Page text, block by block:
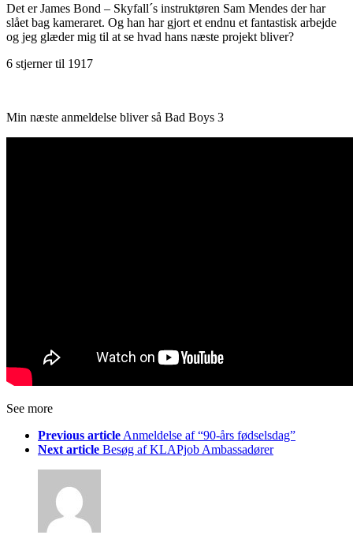
Det er James Bond – Skyfall´s instruktøren Sam Mendes der har
slået bag kameraret. Og han har gjort et endnu et fantastisk arbejde
og jeg glæder mig til at se hvad hans næste projekt bliver?
6 stjerner til 1917
Min næste anmeldelse bliver så Bad Boys 3
See more
Previous article Anmeldelse af “90-års fødselsdag”
Next article Besøg af KLAPjob Ambassadører